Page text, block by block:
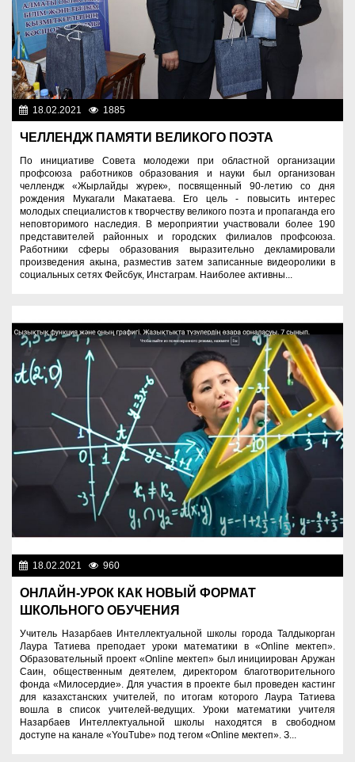
18.02.2021 1885
ЧЕЛЛЕНДЖ ПАМЯТИ ВЕЛИКОГО ПОЭТА
По инициативе Совета молодежи при областной организации
профсоюза работников образования и науки был организован
челлендж «Жырлайды жүрек», посвященный 90-летию со дня
рождения Мукагали Макатаева. Его цель - повысить интерес
молодых специалистов к творчеству великого поэта и пропаганда его
неповторимого наследия. В мероприятии участвовали более 190
представителей районных и городских филиалов профсоюза.
Работники сферы образования выразительно декламировали
произведения акына, разместив затем записанные видеоролики в
социальных сетях Фейсбук, Инстаграм. Наиболее активны...
18.02.2021 960
ОНЛАЙН-УРОК КАК НОВЫЙ ФОРМАТ
ШКОЛЬНОГО ОБУЧЕНИЯ
Учитель Назарбаев Интеллектуальной школы города Талдыкорган
Лаура Татиева преподает уроки математики в «Online мектеп».
Образовательный проект «Online мектеп» был инициирован Аружан
Саин, общественным деятелем, директором благотворительного
фонда «Милосердие». Для участия в проекте был проведен кастинг
для казахстанских учителей, по итогам которого Лаура Татиева
вошла в список учителей-ведущих. Уроки математики учителя
Назарбаев Интеллектуальной школы находятся в свободном
доступе на канале «YouTube» под тегом «Online мектеп». З...